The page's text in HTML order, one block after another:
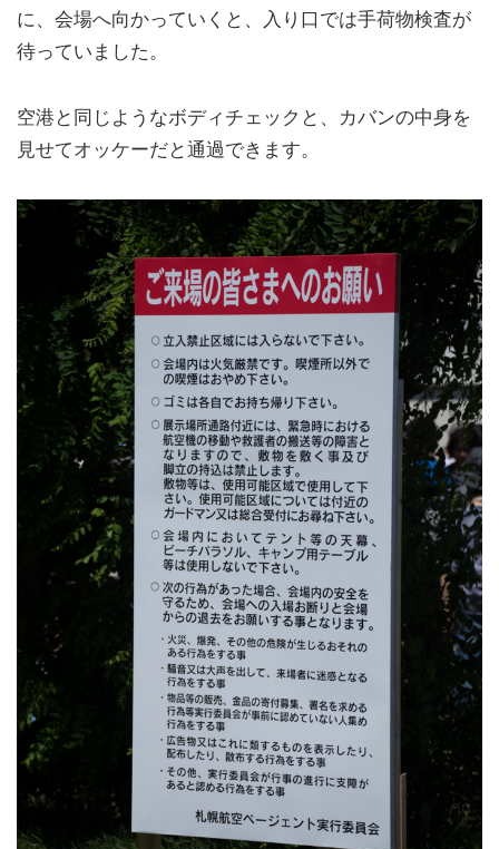
に、会場へ向かっていくと、入り口では手荷物検査が
待っていました。
空港と同じようなボディチェックと、カバンの中身を
見せてオッケーだと通過できます。